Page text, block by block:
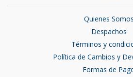
Quienes Somos
Despachos
Términos y
Política de Cambios y
Formas de